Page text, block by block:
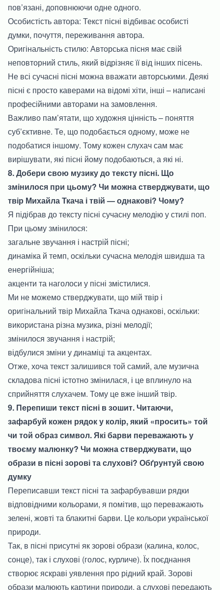
пов’язані, доповнюючи одне одного.
Особистість автора: Текст пісні відбиває особисті
думки, почуття, переживання автора.
Оригінальність стилю: Авторська пісня має свій
неповторний стиль, який відрізняє її від інших пісень.
Не всі сучасні пісні можна вважати авторськими. Деякі
пісні є просто каверами на відомі хіти, інші – написані
професійними авторами на замовлення.
Важливо пам’ятати, що художня цінність – поняття
суб’єктивне. Те, що подобається одному, може не
подобатися іншому. Тому кожен слухач сам має
вирішувати, які пісні йому подобаються, а які ні.
8. Добери свою музику до тексту пісні. Що
змінилося при цьому? Чи можна стверджувати, що
твір Михайла Ткача і твій — однакові? Чому?
Я підібрав до тексту пісні сучасну мелодію у стилі поп.
При цьому змінилося:
загальне звучання і настрій пісні;
динаміка й темп, оскільки сучасна мелодія швидша та
енергійніша;
акценти та наголоси у пісні змістилися.
Ми не можемо стверджувати, що мій твір і
оригінальний твір Михайла Ткача однакові, оскільки:
використана різна музика, різні мелодії;
змінилося звучання і настрій;
відбулися зміни у динаміці та акцентах.
Отже, хоча текст залишився той самий, але музична
складова пісні істотно змінилася, і це вплинуло на
сприйняття слухачем. Тому це вже інший твір.
9. Перепиши текст пісні в зошит. Читаючи,
зафарбуй кожен рядок у колір, який «просить» той
чи той образ символ. Які барви переважають у
твоєму малюнку? Чи можна стверджувати, що
образи в пісні зорові та слухові? Обґрунтуй свою
думку
Переписавши текст пісні та зафарбувавши рядки
відповідними кольорами, я помітив, що переважають
зелені, жовті та блакитні барви. Це кольори української
природи.
Так, в пісні присутні як зорові образи (калина, колос,
сонце), так і слухові (голос, курличе). Їх поєднання
створює яскраві уявлення про рідний край. Зорові
образи малюють картини природи, а слухові передають